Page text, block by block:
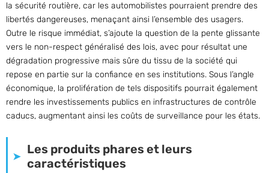
la sécurité routière, car les automobilistes pourraient prendre des
libertés dangereuses, menaçant ainsi l’ensemble des usagers.
Outre le risque immédiat, s’ajoute la question de la pente glissante
vers le non-respect généralisé des lois, avec pour résultat une
dégradation progressive mais sûre du tissu de la société qui
repose en partie sur la confiance en ses institutions. Sous l’angle
économique, la prolifération de tels dispositifs pourrait également
rendre les investissements publics en infrastructures de contrôle
caducs, augmentant ainsi les coûts de surveillance pour les états.
Les produits phares et leurs
caractéristiques